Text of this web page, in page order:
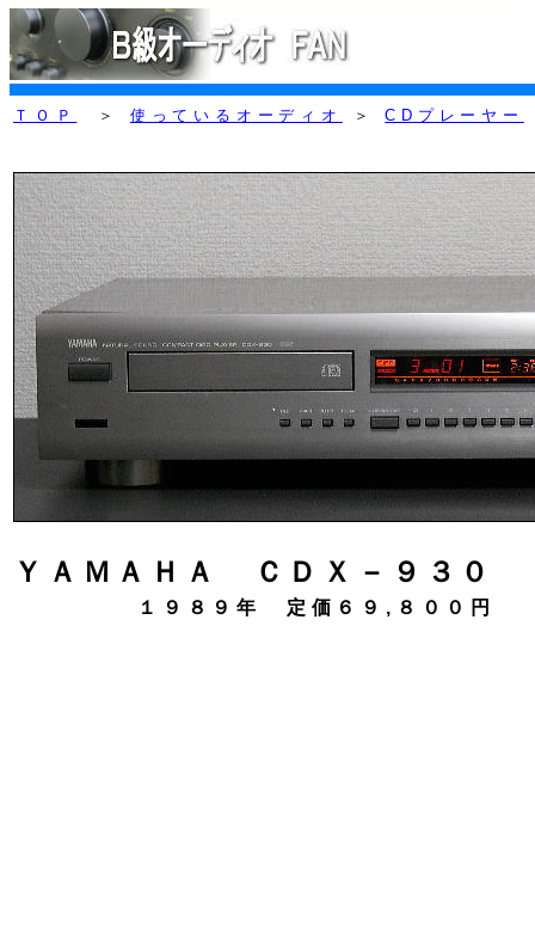
ＴＯＰ ＞ 使っているオーディオ ＞CDプレーヤー
ＹＡＭＡＨＡ ＣＤＸ－９３０
１９８９年 定価６９,８００円